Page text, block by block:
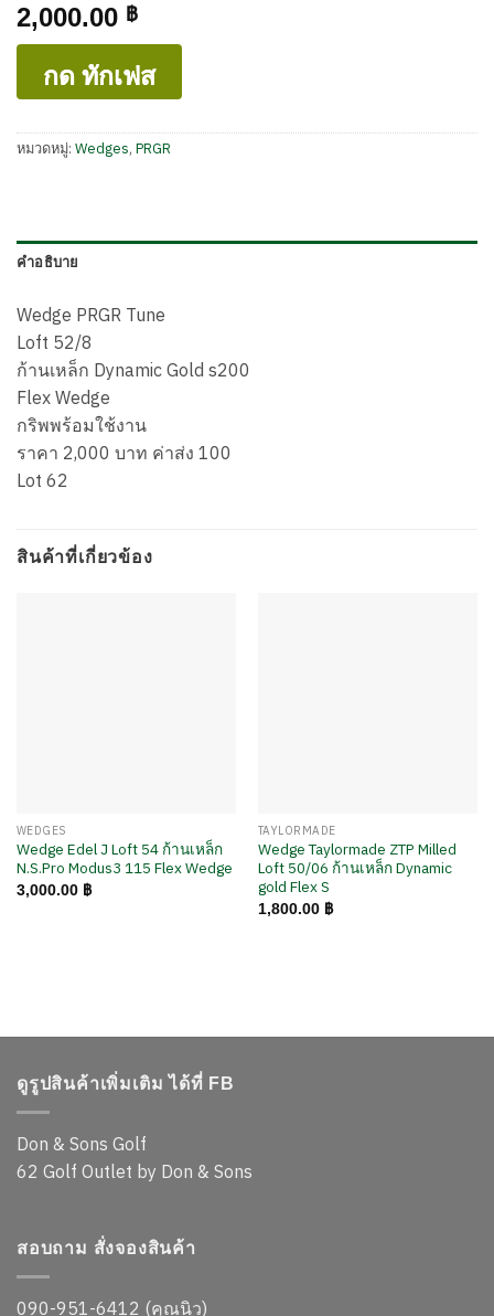
2,000.00 ฿
กด ทักเฟส
หมวดหมู่:Wedges,PRGR
คำอธิบาย
Wedge PRGR Tune
Loft 52/8
ก้านเหล็ก Dynamic Gold s200
Flex Wedge
กริพพร้อมใช้งาน
ราคา 2,000 บาท ค่าส่ง 100
Lot 62
สินค้าที่เกี่ยวข้อง
WEDGES
Wedge Edel J Loft 54 ก้านเหล็ก
N.S.Pro Modus3 115 Flex Wedge
3,000.00 ฿
TAYLORMADE
Wedge Taylormade ZTP Milled
Loft 50/06 ก้านเหล็ก Dynamic
gold Flex S
1,800.00 ฿
ดูรูปสินค้าเพิ่มเติม ได้ที่ FB
Don & Sons Golf
62 Golf Outlet by Don & Sons
สอบถาม สั่งจองสินค้า
090-951-6412 (คุณนิว)